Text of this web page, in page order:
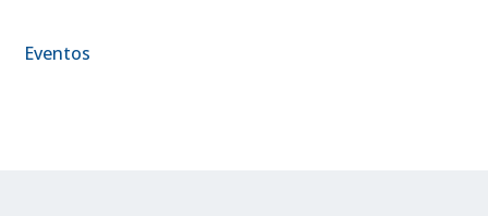
Eventos